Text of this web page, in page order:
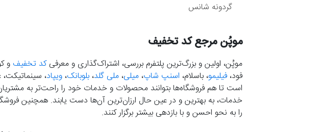
گردونه شانس
موپُن مرجع کد تخفیف
موپُن، اولین و بزرگ‌ترین پلتفرم بررسی، اشتراک‌گذاری و معرفیکد تخفیفو
فود، فیلیمو، باسلام، اسنپ شاپ، میلی، ملی گلد، بلوبانک، ویپاد، سینماتیکت،
است تا هم فروشگاه‌ها بتوانند محصولات و خدمات خود را راحت‌تر به
خدمات، به بهترین و در عین حال ارزان‌ترین آن‌ها دست‌ یابند. همچنین
را به نحو احسن و با بازدهی بیشتر برگزار کنند.